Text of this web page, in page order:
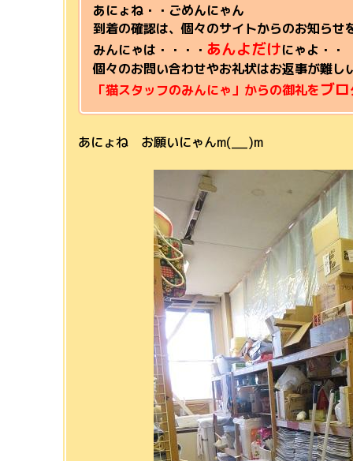
あにょね・・ごめんにゃん
到着の確認は、個々のサイトからのお知らせ
みんにゃは・・・・ あんよだけにゃよ・・
個々のお問い合わせやお礼状はお返事が難
「猫スタッフのみんにゃ」からの御礼をブ
あにょね お願いにゃんm(__)m